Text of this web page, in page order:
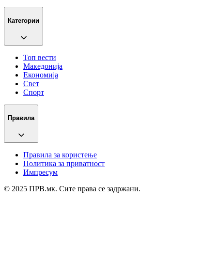
Категории
Топ вести
Македонија
Економија
Свет
Спорт
Правила
Правила за користење
Политика за приватност
Импресум
© 2025 ПРВ.мк. Сите права се задржани.